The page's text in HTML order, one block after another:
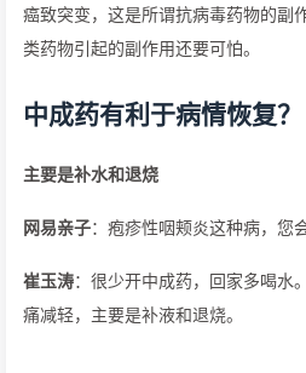
癌致突变，这是所谓抗病毒药物的副
类药物引起的副作用还要可怕。
中成药有利于病情恢复？
主要是补水和退烧
网易亲子：疱疹性咽颊炎这种病，您
崔玉涛：很少开中成药，回家多喝水
痛减轻，主要是补液和退烧。